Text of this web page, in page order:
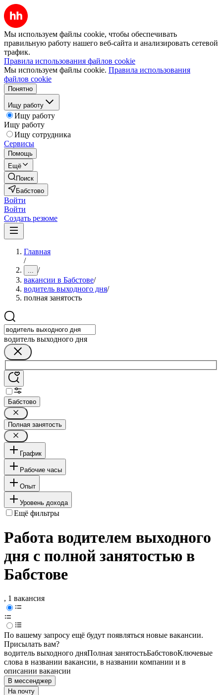
Мы используем файлы cookie, чтобы обеспечивать
правильную работу нашего веб-сайта и анализировать сетевой
трафик.
Правила использования файлов cookie
Мы используем файлы cookie. Правила использования
файлов cookie
Понятно
Ищу работу
Ищу работу
Ищу работу
Ищу сотрудника
Сервисы
Помощь
Ещё
Поиск
Бабстово
Войти
Войти
Создать резюме
Главная
/
... /
вакансии в Бабстове/
водитель выходного дня/
полная занятость
водитель выходного дня
Бабстово
Полная занятость
График
Рабочие часы
Опыт
Уровень дохода
Ещё фильтры
Работа водителем выходного
дня с полной занятостью в
Бабстове
, 1 вакансия
По вашему запросу ещё будут появляться новые вакансии.
Присылать вам?
водитель выходного дняПолная занятостьБабстовоКлючевые
слова в названии вакансии, в названии компании и в
описании вакансии
В мессенджер
На почту